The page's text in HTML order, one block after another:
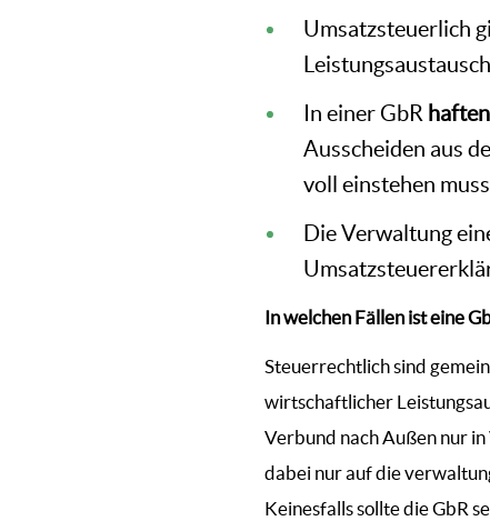
Umsatzsteuerlich
In einer GbR
Ausscheiden aus
voll einstehen
Die Verwaltung
In welchen Fällen ist eine
Steuerrechtlich sind
wirtschaftlicher
Verbund nach Außen nur
dabei nur auf die
Keinesfalls sollte die GbR